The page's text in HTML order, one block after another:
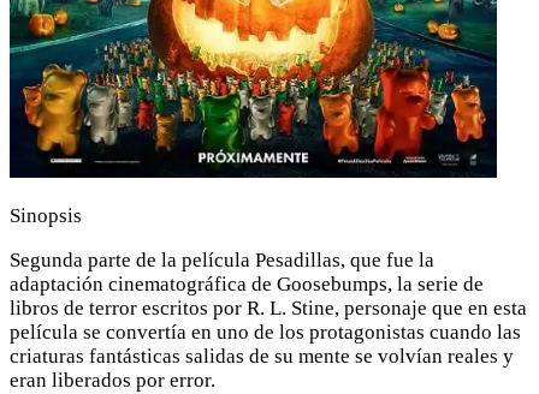
Sinopsis
Segunda parte de la película Pesadillas, que fue la
adaptación cinematográfica de Goosebumps, la serie de
libros de terror escritos por R. L. Stine, personaje que en esta
película se convertía en uno de los protagonistas cuando las
criaturas fantásticas salidas de su mente se volvían reales y
eran liberados por error.